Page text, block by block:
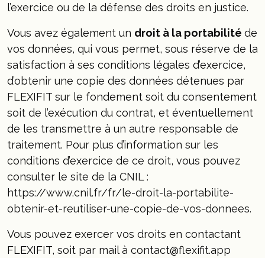
l’exercice ou de la défense des droits en justice.
Vous avez également un droit à la portabilité de
vos données, qui vous permet, sous réserve de la
satisfaction à ses conditions légales d’exercice,
d’obtenir une copie des données détenues par
FLEXIFIT sur le fondement soit du consentement
soit de l’exécution du contrat, et éventuellement
de les transmettre à un autre responsable de
traitement. Pour plus d’information sur les
conditions d’exercice de ce droit, vous pouvez
consulter le site de la CNIL :
https://www.cnil.fr/fr/le-droit-la-portabilite-
obtenir-et-reutiliser-une-copie-de-vos-donnees.
Vous pouvez exercer vos droits en contactant
FLEXIFIT, soit par mail à contact@flexifit.app